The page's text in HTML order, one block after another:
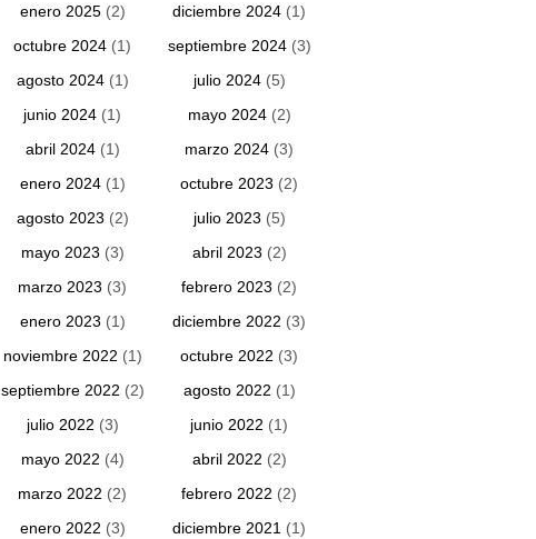
enero 2025(2) diciembre 2024 (1)
octubre 2024 (1) septiembre 2024(3)
agosto 2024(1) julio 2024(5)
junio 2024 (1) mayo 2024(2)
abril 2024(1) marzo 2024 (3)
enero 2024(1) octubre 2023 (2)
agosto 2023 (2) julio 2023 (5)
mayo 2023 (3) abril 2023 (2)
marzo 2023 (3) febrero 2023 (2)
enero 2023 (1) diciembre 2022 (3)
noviembre 2022 (1) octubre 2022 (3)
septiembre 2022 (2) agosto 2022 (1)
julio 2022 (3) junio 2022 (1)
mayo 2022 (4) abril 2022 (2)
marzo 2022 (2) febrero 2022 (2)
enero 2022 (3) diciembre 2021 (1)